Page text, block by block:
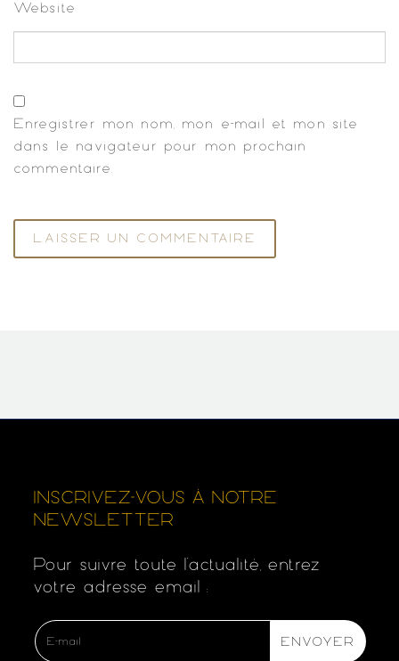
Website
Enregistrer mon nom, mon e-mail et mon site
dans le navigateur pour mon prochain
commentaire.
INSCRIVEZ-VOUS À NOTRE
NEWSLETTER
Pour suivre toute l’actualité, entrez
votre adresse email :